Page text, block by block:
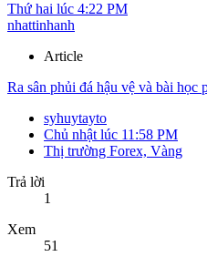
Thứ hai lúc 4:22 PM
nhattinhanh
Article
Ra sân phủi đá hậu vệ và bài học
syhuytayto
Chủ nhật lúc 11:58 PM
Thị trường Forex, Vàng
Trả lời
1
Xem
51